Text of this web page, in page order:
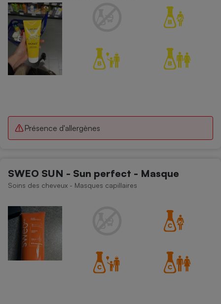
Présence d'allergènes
SWEO SUN - Sun perfect - Masque
Soins des cheveux - Masques capillaires